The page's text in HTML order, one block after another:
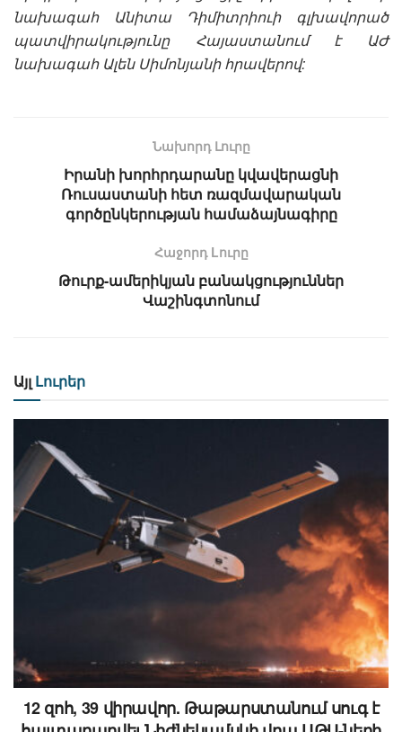
նախագահ Անիտա Դիմիտրիուի գլխավորած
պատվիրակությունը Հայաստանում է ԱԺ
նախագահ Ալեն Սիմոնյանի հրավերով:
Նախորդ Լուրը
Իրանի խորհրդարանը կվավերացնի
Ռուսաստանի հետ ռազմավարական
գործընկերության համաձայնագիրը
Հաջորդ Lուրը
Թուրք-ամերիկյան բանակցություններ
Վաշինգտոնում
Այլ Լուրեր
12 զոհ, 39 վիրավոր. Թաթարստանում սուգ է